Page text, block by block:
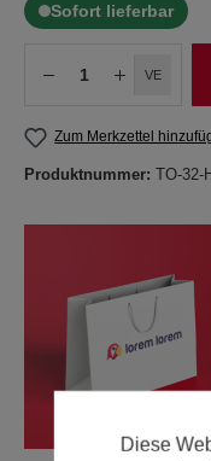
Sofort lieferbar
VE
Zum Merkzettel
Produktnummer: TO-32-
Diese